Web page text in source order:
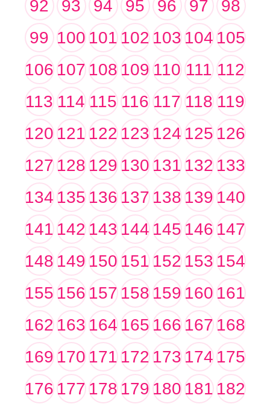
92
93 94 95 96 97
98
99 100101102103104105
106107108109110 111 112
113 114 115 116 117 118 119
120121122123124125126
127128129130131132133
134135136137138139140
141142143144145146147
148149150151152153154
155156157158159160161
162163164165166167168
169170171172173174175
176177178179180181182